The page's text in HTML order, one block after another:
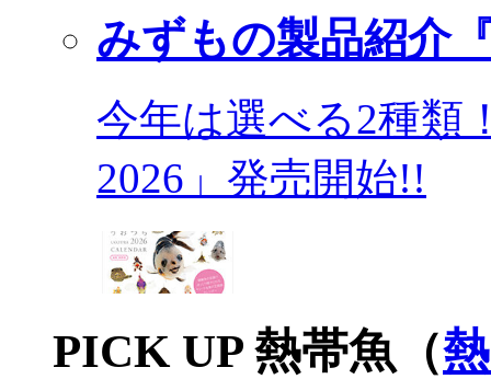
みずもの製品紹介
今年は選べる2種類
2026」発売開始!!
PICK UP 熱帯魚（